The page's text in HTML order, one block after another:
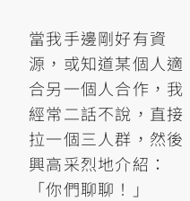
當我手邊剛好有資
源，或知道某個人適
合另一個人合作，我
經常二話不說，直接
拉一個三人群，然後
興高采烈地介紹：
「你們聊聊！」